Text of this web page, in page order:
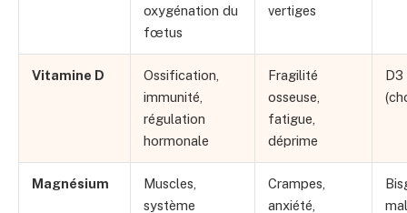
oxygénation du
fœtus
vertiges
Vitamine D
Ossification,
immunité,
régulation
hormonale
Fragilité
osseuse,
fatigue,
déprime
D3
Magnésium
Muscles,
système
Crampes,
anxiété,